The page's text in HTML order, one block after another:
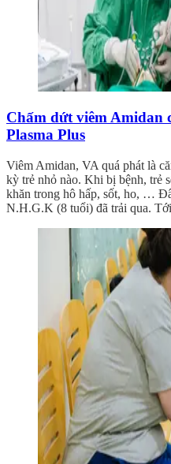
Chấm dứt viêm Amidan
Plasma Plus
Viêm Amidan, VA quá phát là
kỳ trẻ nhỏ nào. Khi bị bệnh, trẻ
khăn trong hô hấp, sốt, ho, …
N.H.G.K (8 tuổi) đã trải qua.